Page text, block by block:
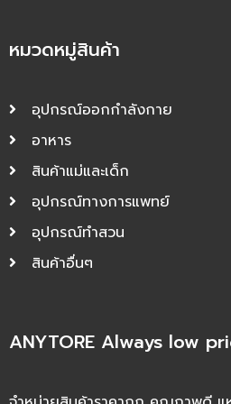
หมวดหมู่สินค้า
อุปกรณ์ออกกำลังกาย
อาหาร
สินค้าแม่และเด็ก
อุปกรณ์ทางการแพทย์
อุปกรณ์ทำสวน
สินค้าอื่นๆ
ANYTORE Always low